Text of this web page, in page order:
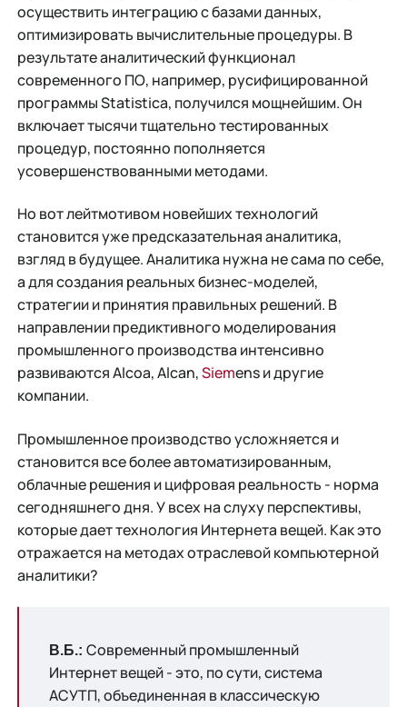
осуществить интеграцию с базами данных,
оптимизировать вычислительные процедуры. В
результате аналитический функционал
современного ПО, например, русифицированной
программы Statistica, получился мощнейшим. Он
включает тысячи тщательно тестированных
процедур, постоянно пополняется
усовершенствованными методами.
Но вот лейтмотивом новейших технологий
становится уже предсказательная аналитика,
взгляд в будущее. Аналитика нужна не сама по себе,
а для создания реальных бизнес-моделей,
стратегии и принятия правильных решений. В
направлении предиктивного моделирования
промышленного производства интенсивно
развиваются Alcoa, Alcan,Siemens и другие
компании.
Промышленное производство усложняется и
становится все более автоматизированным,
облачные решения и цифровая реальность - норма
сегодняшнего дня. У всех на слуху перспективы,
которые дает технология Интернета вещей. Как это
отражается на методах отраслевой компьютерной
аналитики?
В.Б.: Современный промышленный
Интернет вещей - это, по сути, система
АСУТП, объединенная в классическую